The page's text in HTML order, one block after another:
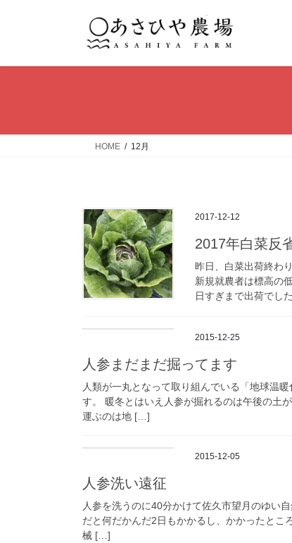
HOME 12月
2017-12-12
2017年白菜反
昨日、白菜出荷終わ
新規就農者は標高の
日すぎまで出荷でし
2015-12-25
人参まだまだ掘ってます
人類が一丸となって取り組んでいる「地球温
す。 暖冬とはいえ人参が掘れるのは午後の土
運ぶのは地 […]
2015-12-05
人参洗い遠征
人参を洗うのに40分かけて佐久市望月のゆい
だと何だかんだ2日もかかるし、かかったとこ
械 […]